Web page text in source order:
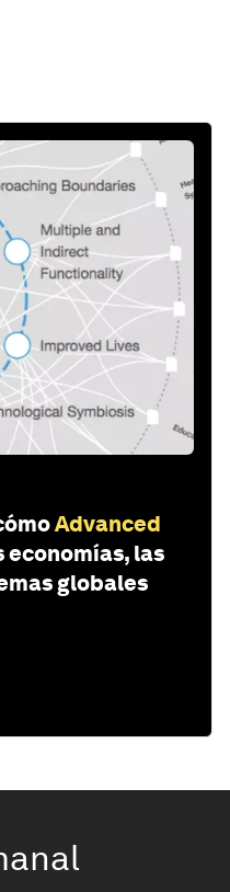
Advanced
economías, las
globales